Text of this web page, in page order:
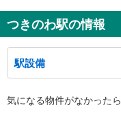
つきのわ駅の情報
駅設備
※段差なしでの移動経路
気になる物件がなかったら